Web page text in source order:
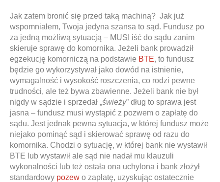
Jak zatem bronić się przed taką machiną? Jak już
wspomniałem, Twoja jedyna szansa to sąd. Fundusz po
za jedną możliwą sytuacją – MUSI iść do sądu zanim
skieruje sprawę do komornika. Jeżeli bank prowadził
egzekucję komorniczą na podstawie BTE, to fundusz
będzie go wykorzystywał jako dowód na istnienie,
wymagalność i wysokość roszczenia, co rodzi pewne
trudności, ale też bywa zbawienne. Jeżeli bank nie był
nigdy w sądzie i sprzedał „świeży” dług to sprawa jest
jasna – fundusz musi wystąpić z pozwem o zapłatę do
sądu. Jest jednak pewna sytuacja, w której fundusz może
niejako pominąć sąd i skierować sprawę od razu do
komornika. Chodzi o sytuację, w której bank nie wystawił
BTE lub wystawił ale sąd nie nadał mu klauzuli
wykonalności lub też ostała ona uchylona i bank złożył
standardowy pozew o zapłatę, uzyskując ostatecznie